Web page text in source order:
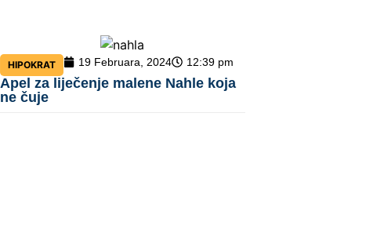
HIPOKRAT 19 Februara, 2024 12:39 pm
Apel za liječenje malene Nahle koja
ne čuje